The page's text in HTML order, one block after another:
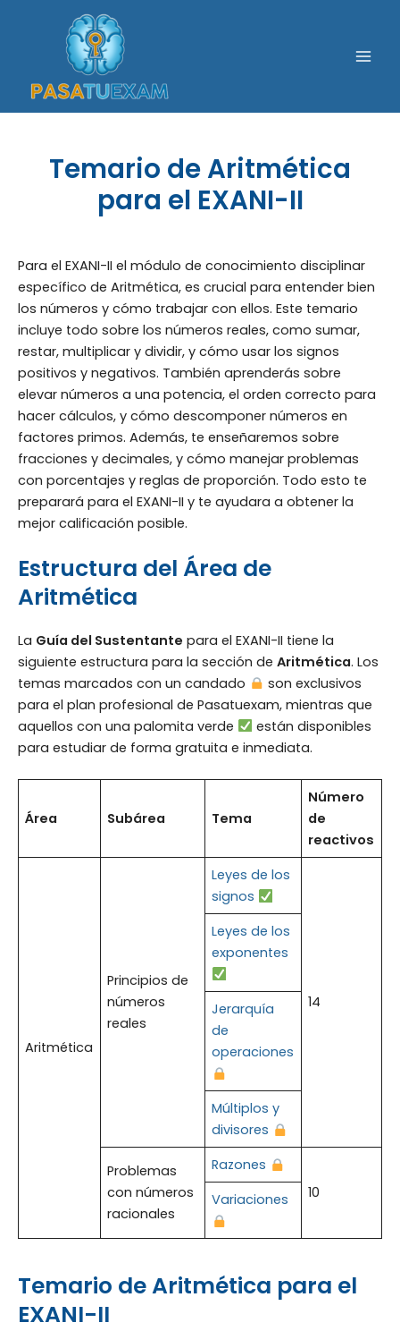
Temario de Aritmética
para el EXANI-II
Para el EXANI-II el módulo de conocimiento disciplinar
específico de Aritmética, es crucial para entender bien
los números y cómo trabajar con ellos. Este temario
incluye todo sobre los números reales, como sumar,
restar, multiplicar y dividir, y cómo usar los signos
positivos y negativos. También aprenderás sobre
elevar números a una potencia, el orden correcto para
hacer cálculos, y cómo descomponer números en
factores primos. Además, te enseñaremos sobre
fracciones y decimales, y cómo manejar problemas
con porcentajes y reglas de proporción. Todo esto te
preparará para el EXANI-II y te ayudara a obtener la
mejor calificación posible.
Estructura del Área de
Aritmética
La Guía del Sustentante para el EXANI-II tiene la
siguiente estructura para la sección de Aritmética. Los
temas marcados con un candado
son exclusivos
para el plan profesional de Pasatuexam, mientras que
aquellos con una palomita verde
están disponibles
para estudiar de forma gratuita e inmediata.
Área Subárea Tema
Número
de
reactivos
Aritmética
Principios de
números
reales
Leyes de los
signos
14
Leyes de los
exponentes
Jerarquía
de
operaciones
Múltiplos y
divisores
Problemas
con números
racionales
Razones
10
Variaciones
Temario de Aritmética para el
EXANI-II